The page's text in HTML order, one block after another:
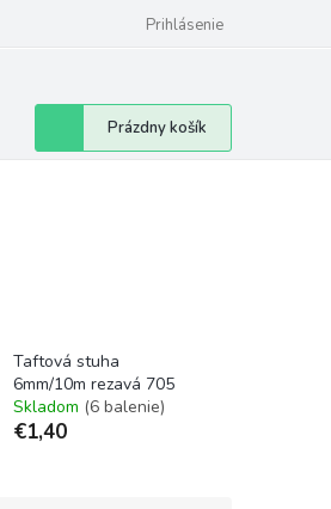
Najčastejšie otázky a odpovede
Prihlásenie
Nákupný
košík
Prázdny košík
Taftová stuha
6mm/10m rezavá 705
Skladom (6 balenie)
€1,40